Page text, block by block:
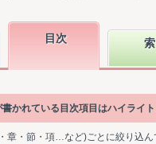
目次 索
かれている目次項目はハイライト
章・節・項…など)ごとに絞り込ん